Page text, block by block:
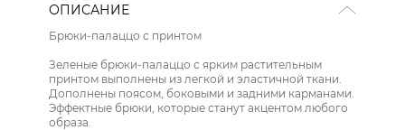
ОПИСАНИЕ
Брюки-палаццо с принтом
Зеленые брюки-палаццо с ярким растительным
принтом выполнены из легкой и эластичной ткани.
Дополнены поясом, боковыми и задними карманами.
Эффектные брюки, которые станут акцентом любого
образа.